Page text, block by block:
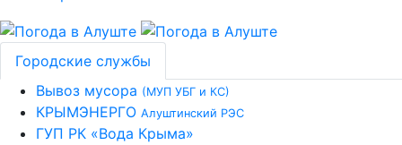
Городские службы
Вывоз мусора (МУП УБГ и КС)
КРЫМЭНЕРГО Алуштинский РЭС
ГУП РК «Вода Крыма»